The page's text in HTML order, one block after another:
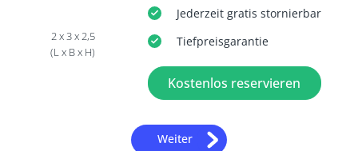
2 x 3 x 2,5
(L x B x H)
Jederzeit gratis stornierbar
Tiefpreisgarantie
Kostenlos reservieren
Weiter